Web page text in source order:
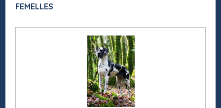
FEMELLES